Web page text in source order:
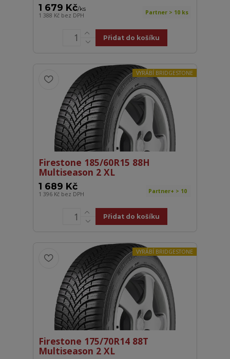
1 679 Kč/ks
1 388 Kč bez DPH Partner > 10 ks
Přidat do košíku
VYRÁBÍ BRIDGESTONE
Firestone 185/60R15 88H
Multiseason 2 XL
1 689 Kč
1 396 Kč bez DPH Partner+ > 10
Přidat do košíku
VYRÁBÍ BRIDGESTONE
Firestone 175/70R14 88T
Multiseason 2 XL